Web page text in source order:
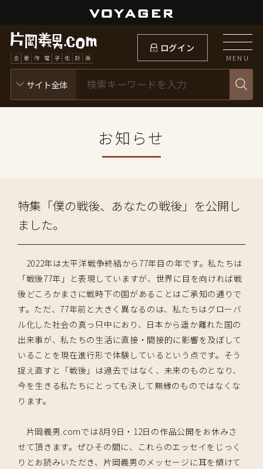
ログイン
MENU
お知らせ
特集「僕の戦後、あなたの戦後」を公開し
ました。
2022年は太平洋戦争終結から77年目の年です。私たちは
「戦後77年」と表現していますが、世界に目を向ければ戦
後どころかまさに戦時下の国があることはご承知の通りで
す。ただ、77年前と大きく異なるのは、私たちはグローバ
ル化した社会の真っ只中におり、日本から遥か離れた国の
出来事が、私たちの生活に直接・間接的に影響を及ぼして
いることを現在進行形で体験しているという点です。そう
捉え直すと「戦後」は過去ではなく、未来のものとなり、
今を生きる私たちにとっても決して無縁のものではなくな
ります。
片岡義男.comでは8月9日・12日の作品公開をお休みさ
せて頂きます。ぜひその間に、これらのエッセイをじっく
りとお読みいただき、片岡義男のメッセージに耳を傾けて